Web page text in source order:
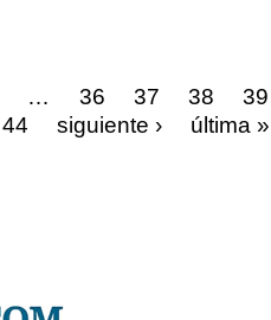
… 36 37 38
39
44 siguiente › última »